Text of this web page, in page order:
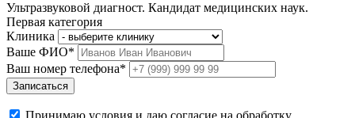
Ультразвуковой диагност. Кандидат медицинских наук.
Первая категория
Клиника
Ваше ФИО*
Ваш номер телефона*
Записаться